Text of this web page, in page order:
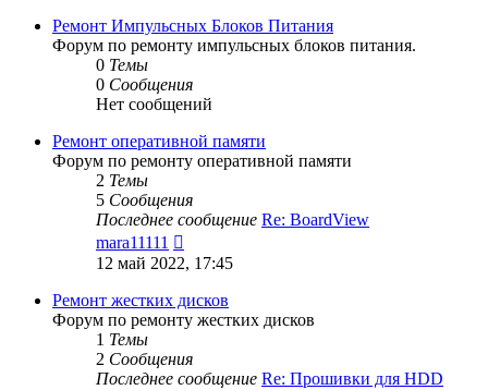
сообщению
Ремонт Импульсных Блоков Питания
Форум по ремонту импульсных блоков питания.
0 Темы
0 Сообщения
Нет сообщений
Ремонт оперативной памяти
Форум по ремонту оперативной памяти
2 Темы
5 Сообщения
Последнее сообщение Re: BoardView
mara11111
к
сообщению
12 май 2022, 17:45
Ремонт жестких дисков
Форум по ремонту жестких дисков
1 Темы
2 Сообщения
Последнее сообщение Re: Прошивки для HDD